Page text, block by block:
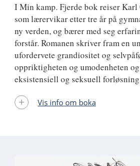
I Min kamp. Fjerde bok reiser
som lærervikar etter tre år på
ny verden, og bærer med seg
forstår. Romanen skriver fram en
ufordervete grandiositet og
oppriktigheten og umodenheten
eksistensiell og seksuell
Vis info om boka